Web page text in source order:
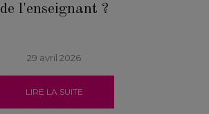
de l'enseignant ?
29 avril 2026
LIRE LA SUITE